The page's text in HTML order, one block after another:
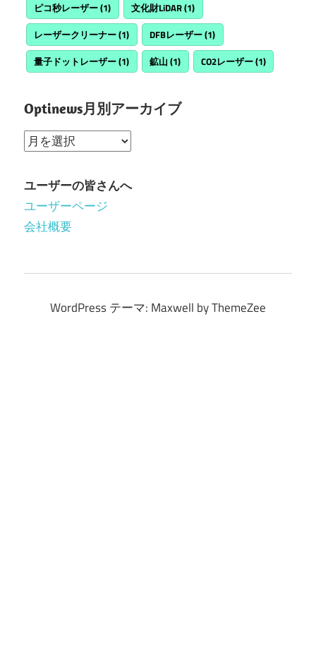
ピコ秒レーザー(1) 文化財LiDAR(1)
レーザークリーナー(1) DFBレーザー(1)
量子ドットレーザー(1) 鉱山 (1) CO2レーザー(1)
Optinews月別アーカイブ
Optinews
別
ア
ー
ユーザーの皆さんへ
ユーザーページ
会社概要
WordPress テーマ: Maxwell by ThemeZee